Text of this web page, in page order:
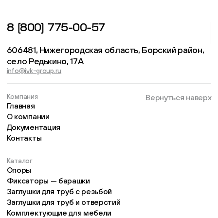
8 (800) 775-00-57
606481, Нижегородская область, Борский район,
село Редькино, 17А
info@ivk-group.ru
Компания
Главная
О компании
Документация
Контакты
Каталог
Опоры
Фиксаторы — барашки
Заглушки для труб с резьбой
Заглушки для труб и отверстий
Комплектующие для мебели
Вернуться наверх